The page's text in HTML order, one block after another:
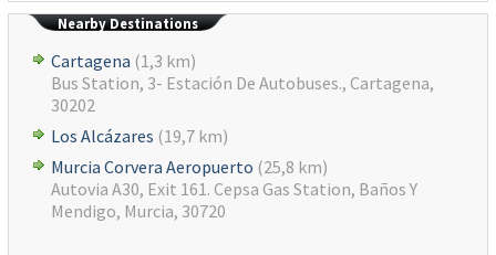
Nearby Destinations
Cartagena (1,3 km)
Bus Station, 3- Estación De Autobuses., Cartagena,
30202
Los Alcázares (19,7 km)
Murcia Corvera Aeropuerto (25,8 km)
Autovia A30, Exit 161. Cepsa Gas Station, Baños Y
Mendigo, Murcia, 30720